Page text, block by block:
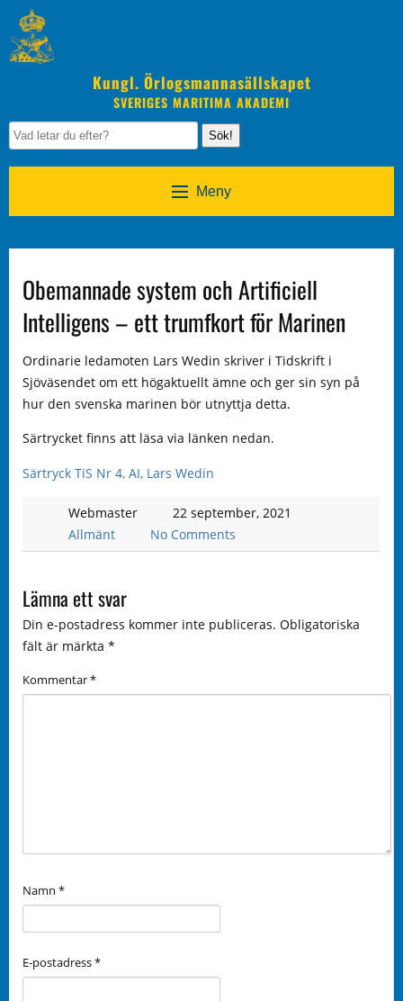
Kungl. Örlogsmannasällskapet
SVERIGES MARITIMA AKADEMI
Sök!
Meny
Obemannade system och Artificiell
Intelligens – ett trumfkort för Marinen
Ordinarie ledamoten Lars Wedin skriver i Tidskrift i
Sjöväsendet om ett högaktuellt ämne och ger sin syn på
hur den svenska marinen bör utnyttja detta.
Särtrycket finns att läsa via länken nedan.
Särtryck TiS Nr 4, AI, Lars Wedin
Webmaster
22 september, 2021
Allmänt
No Comments
Lämna ett svar
Din e-postadress kommer inte publiceras. Obligatoriska
fält är märkta *
Kommentar*
Namn *
E-postadress*